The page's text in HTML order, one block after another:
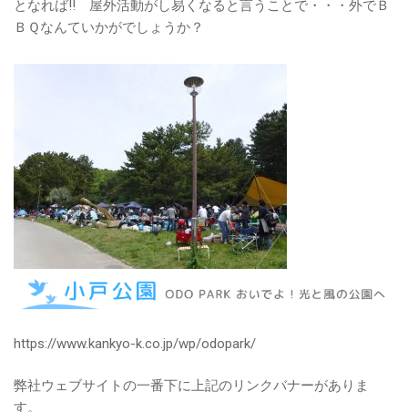
となれば‼ 屋外活動がし易くなると言うことで・・・外でＢ
ＢＱなんていかがでしょうか？
https://www.kankyo-k.co.jp/wp/odopark/
弊社ウェブサイトの一番下に上記のリンクバナーがありま
す。